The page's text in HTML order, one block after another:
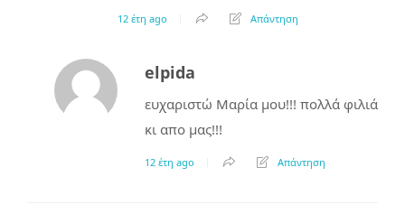
12 έτη ago Απάντηση
elpida
ευχαριστώ Μαρία μου!!! πολλά φιλιά
κι απο μας!!!
12 έτη ago Απάντηση